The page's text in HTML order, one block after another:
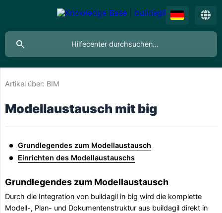
Artikel über: BIM
Modellaustausch mit big
Grundlegendes zum Modellaustausch
Einrichten des Modellaustauschs
Grundlegendes zum Modellaustausch
Durch die Integration von buildagil in big wird die komplette
Modell-, Plan- und Dokumenten­struktur aus buildagil direkt in